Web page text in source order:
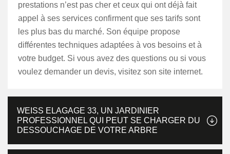
prestations n’est pas cher et ceux qui ont déjà fait
appel à ses services confirment que ses tarifs sont
les plus bas du marché. Son équipe propose
différentes techniques adaptées à vos besoins et à
votre budget. Si vous avez des questions ou si vous
voulez demander un devis, visitez son site internet.
WEISS ELAGAGE 33, UN JARDINIER
PROFESSIONNEL QUI PEUT SE CHARGER DU
DESSOUCHAGE DE VOTRE ARBRE